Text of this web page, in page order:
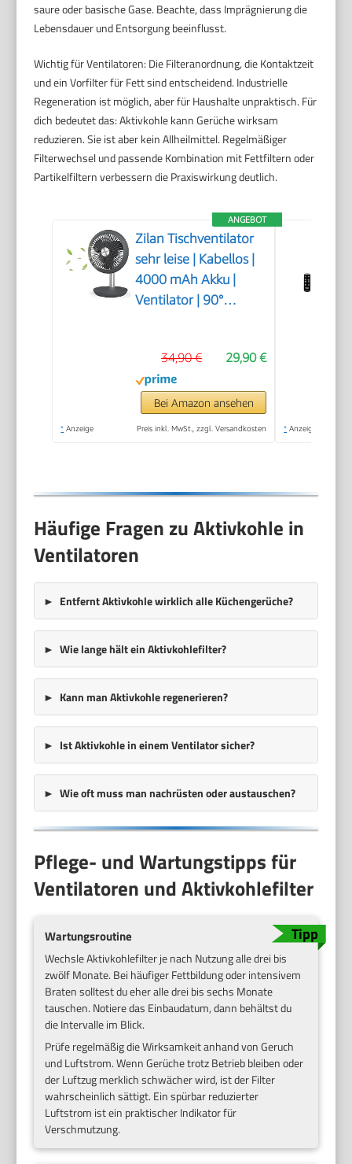
saure oder basische Gase. Beachte, dass Imprägnierung die
Lebensdauer und Entsorgung beeinflusst.
Wichtig für Ventilatoren: Die Filteranordnung, die Kontaktzeit
und ein Vorfilter für Fett sind entscheidend. Industrielle
Regeneration ist möglich, aber für Haushalte unpraktisch. Für
dich bedeutet das: Aktivkohle kann Gerüche wirksam
reduzieren. Sie ist aber kein Allheilmittel. Regelmäßiger
Filterwechsel und passende Kombination mit Fettfiltern oder
Partikelfiltern verbessern die Praxiswirkung deutlich.
ANGEBOT
Zilan Tischventilator
sehr leise | Kabellos |
4000 mAh Akku |
Ventilator | 90°
| Windmaschine |
Luftkühler |
Energiesparend | 4
Stufen | 15 h
29,90 €
34,90 €
Bei Amazon ansehen
* Anzeige Preis inkl. MwSt., zzgl. Versandkosten * Anzeige
Häufige Fragen zu Aktivkohle in
Ventilatoren
Entfernt Aktivkohle wirklich alle Küchengerüche?
Wie lange hält ein Aktivkohlefilter?
Kann man Aktivkohle regenerieren?
Ist Aktivkohle in einem Ventilator sicher?
Wie oft muss man nachrüsten oder austauschen?
Pflege- und Wartungstipps für
Ventilatoren und Aktivkohlefilter
Wartungsroutine
Wechsle Aktivkohlefilter je nach Nutzung alle drei bis
zwölf Monate. Bei häufiger Fettbildung oder intensivem
Braten solltest du eher alle drei bis sechs Monate
tauschen. Notiere das Einbaudatum, dann behältst du
die Intervalle im Blick.
Prüfe regelmäßig die Wirksamkeit anhand von Geruch
und Luftstrom. Wenn Gerüche trotz Betrieb bleiben oder
der Luftzug merklich schwächer wird, ist der Filter
wahrscheinlich sättigt. Ein spürbar reduzierter
Luftstrom ist ein praktischer Indikator für
Verschmutzung.